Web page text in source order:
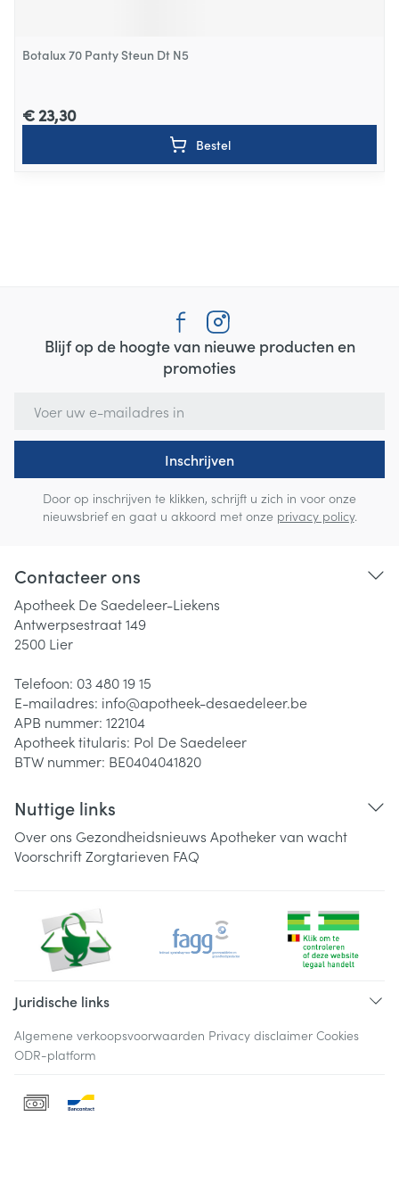
Botalux 70 Panty Steun Dt N5
€ 23,30
Bestel
Blijf op de hoogte van nieuwe producten en
promoties
Inschrijven
Door op inschrijven te klikken, schrijft u zich in voor onze
nieuwsbrief en gaat u akkoord met onze privacy policy.
Contacteer ons
Apotheek De Saedeleer-Liekens
Antwerpsestraat 149
2500 Lier
Telefoon: 03 480 19 15
E-mailadres: info@apotheek-desaedeleer.be
APB nummer: 122104
Apotheek titularis: Pol De Saedeleer
BTW nummer: BE0404041820
Nuttige links
Over ons Gezondheidsnieuws Apotheker van wacht
VoorschriftZorgtarieven FAQ
Juridische links
Algemene verkoopsvoorwaarden Privacy disclaimer Cookies
ODR-platform